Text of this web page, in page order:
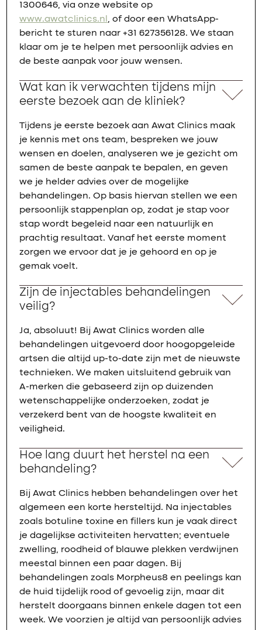
1300646, via onze website op
www.awatclinics.nl , of door een WhatsApp-
bericht te sturen naar +31 627356128. We staan
klaar om je te helpen met persoonlijk advies en
de beste aanpak voor jouw wensen.
Wat kan ik verwachten tijdens mijn
eerste bezoek aan de kliniek?
Tijdens je eerste bezoek aan Awat Clinics maak
je kennis met ons team, bespreken we jouw
wensen en doelen, analyseren we je gezicht om
samen de beste aanpak te bepalen, en geven
we je helder advies over de mogelijke
behandelingen. Op basis hiervan stellen we een
persoonlijk stappenplan op, zodat je stap voor
stap wordt begeleid naar een natuurlijk en
prachtig resultaat. Vanaf het eerste moment
zorgen we ervoor dat je je gehoord en op je
gemak voelt.
Zijn de injectables behandelingen
veilig?
Ja, absoluut! Bij Awat Clinics worden alle
behandelingen uitgevoerd door hoogopgeleide
artsen die altijd up-to-date zijn met de nieuwste
technieken. We maken uitsluitend gebruik van
A-merken die gebaseerd zijn op duizenden
wetenschappelijke onderzoeken, zodat je
verzekerd bent van de hoogste kwaliteit en
veiligheid.
Hoe lang duurt het herstel na een
behandeling?
Bij Awat Clinics hebben behandelingen over het
algemeen een korte hersteltijd. Na injectables
zoals botuline toxine en fillers kun je vaak direct
je dagelijkse activiteiten hervatten; eventuele
zwelling, roodheid of blauwe plekken verdwijnen
meestal binnen een paar dagen. Bij
behandelingen zoals Morpheus8 en peelings kan
de huid tijdelijk rood of gevoelig zijn, maar dit
herstelt doorgaans binnen enkele dagen tot een
week. We voorzien je altijd van persoonlijk advies